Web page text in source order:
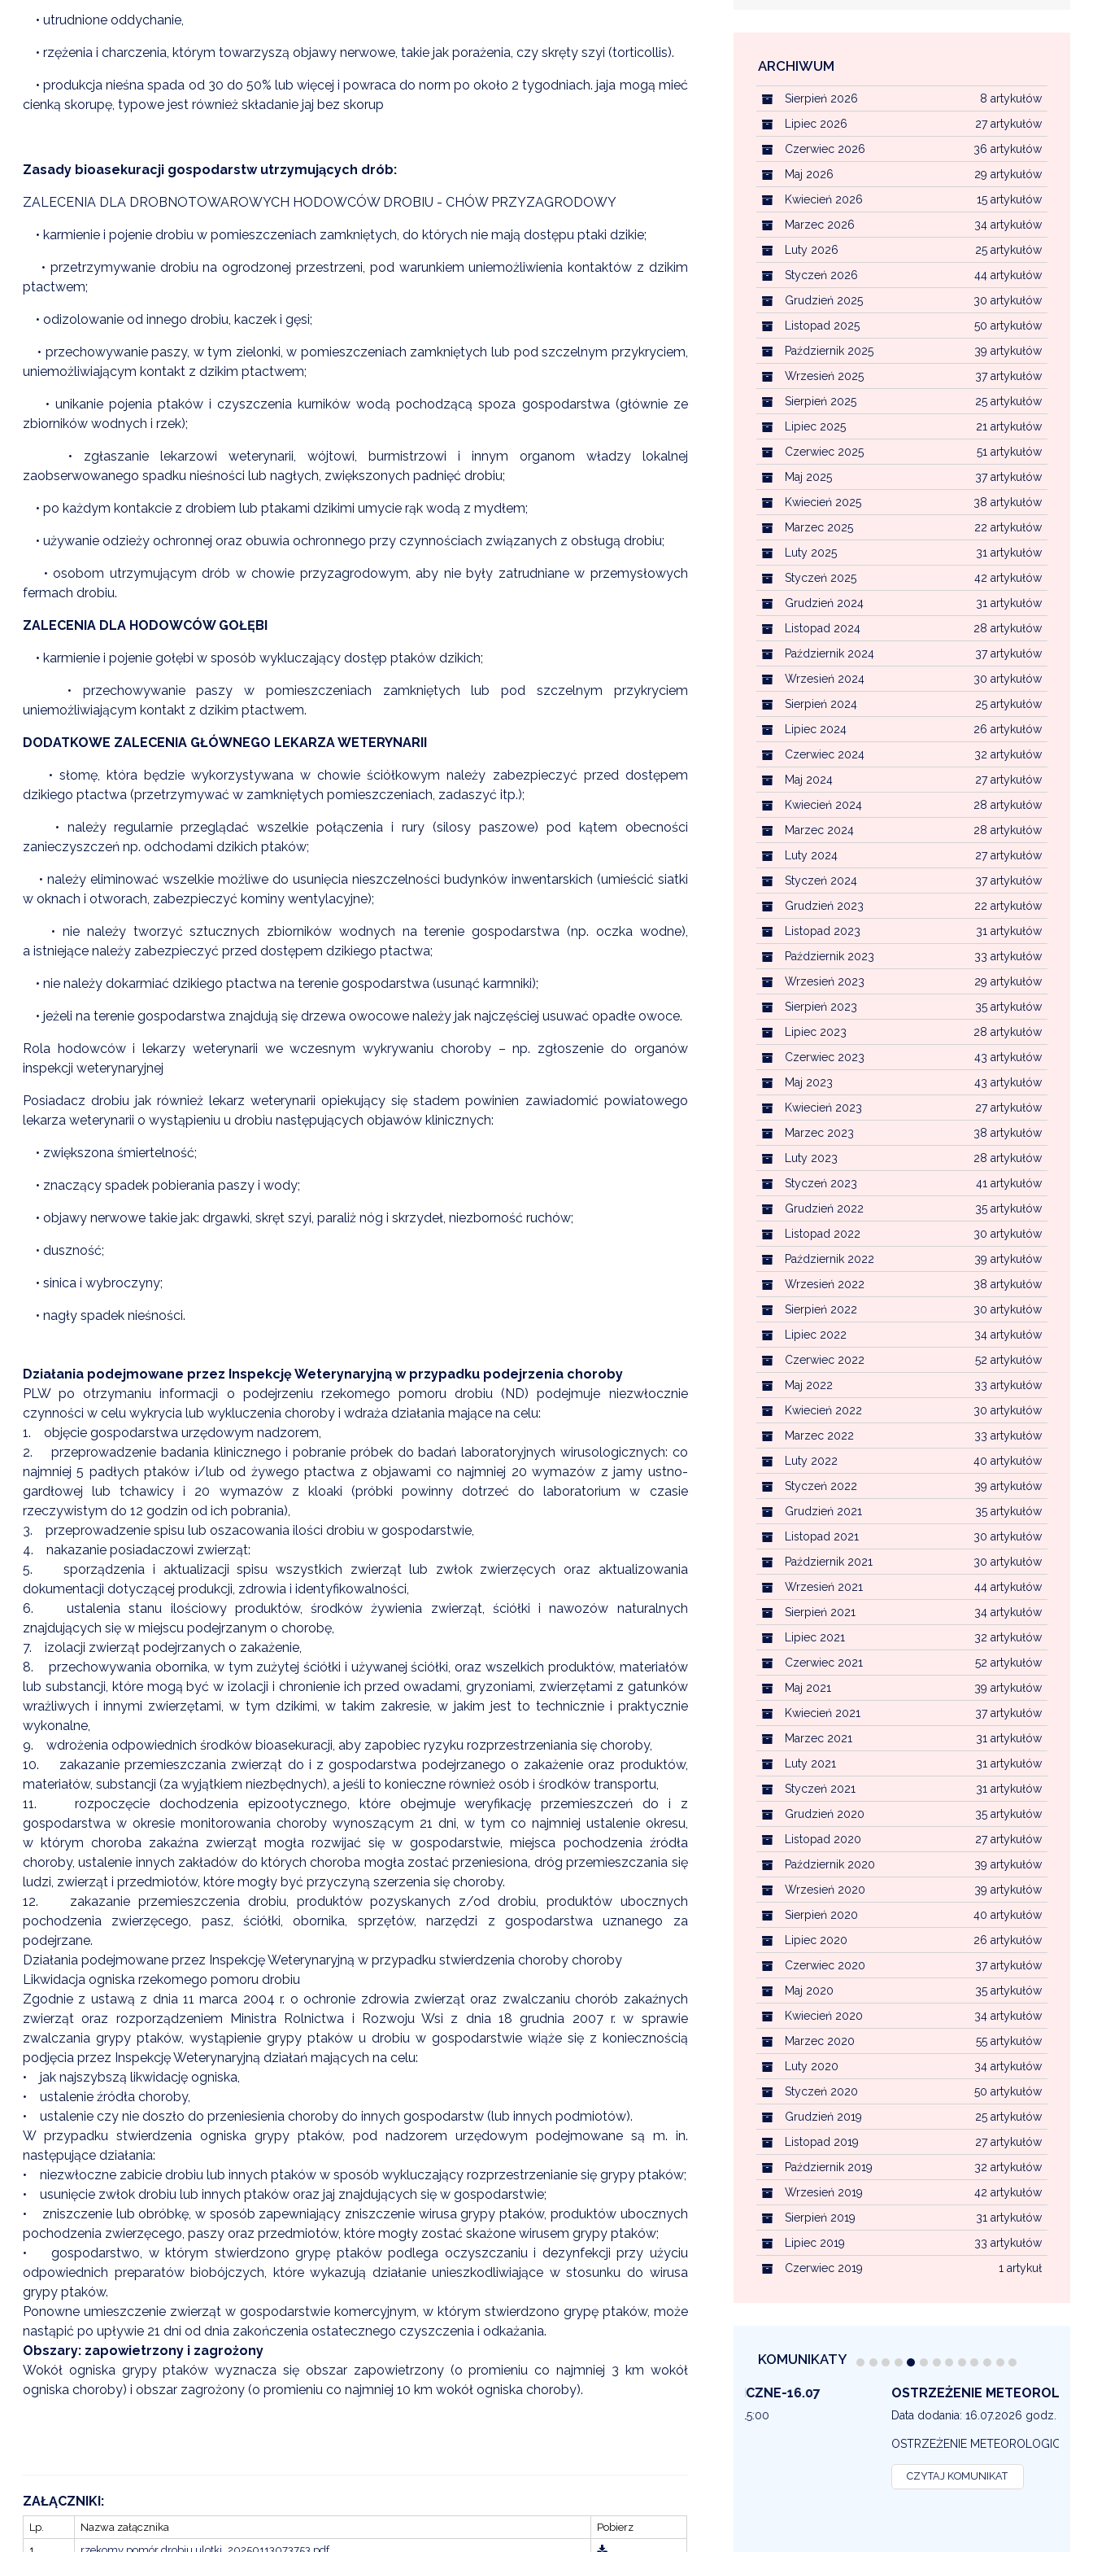
ROLNICTWO
CZYSTE POWIETRZE EKOINTERWENCJA
WFOŚ CZYSTE POWIETRZE
CENTRALNA EWIDENCJA EMISYJNOŚCI
GOSPODARKA ODPADAMI KOMUNALNYMI
• utrudnione oddychanie,
• rzężenia i charczenia, którym towarzyszą objawy nerwowe, takie jak porażenia, czy skręty szyi (torticollis).
• produkcja nieśna spada od 30 do 50% lub więcej i powraca do norm po około 2 tygodniach. jaja mogą mieć
cienką skorupę, typowe jest również składanie jaj bez skorup
Zasady bioasekuracji gospodarstw utrzymujących drób:
ZALECENIA DLA DROBNOTOWAROWYCH HODOWCÓW DROBIU - CHÓW PRZYZAGRODOWY
• karmienie i pojenie drobiu w pomieszczeniach zamkniętych, do których nie mają dostępu ptaki dzikie;
• przetrzymywanie drobiu na ogrodzonej przestrzeni, pod warunkiem uniemożliwienia kontaktów z dzikim
ptactwem;
• odizolowanie od innego drobiu, kaczek i gęsi;
• przechowywanie paszy, w tym zielonki, w pomieszczeniach zamkniętych lub pod szczelnym przykryciem,
uniemożliwiającym kontakt z dzikim ptactwem;
• unikanie pojenia ptaków i czyszczenia kurników wodą pochodzącą spoza gospodarstwa (głównie ze
zbiorników wodnych i rzek);
• zgłaszanie lekarzowi weterynarii, wójtowi, burmistrzowi i innym organom władzy lokalnej
zaobserwowanego spadku nieśności lub nagłych, zwiększonych padnięć drobiu;
• po każdym kontakcie z drobiem lub ptakami dzikimi umycie rąk wodą z mydłem;
• używanie odzieży ochronnej oraz obuwia ochronnego przy czynnościach związanych z obsługą drobiu;
• osobom utrzymującym drób w chowie przyzagrodowym, aby nie były zatrudniane w przemysłowych
fermach drobiu.
ZALECENIA DLA HODOWCÓW GOŁĘBI
• karmienie i pojenie gołębi w sposób wykluczający dostęp ptaków dzikich;
• przechowywanie paszy w pomieszczeniach zamkniętych lub pod szczelnym przykryciem
uniemożliwiającym kontakt z dzikim ptactwem.
DODATKOWE ZALECENIA GŁÓWNEGO LEKARZA WETERYNARII
• słomę, która będzie wykorzystywana w chowie ściółkowym należy zabezpieczyć przed dostępem
dzikiego ptactwa (przetrzymywać w zamkniętych pomieszczeniach, zadaszyć itp.);
• należy regularnie przeglądać wszelkie połączenia i rury (silosy paszowe) pod kątem obecności
zanieczyszczeń np. odchodami dzikich ptaków;
• należy eliminować wszelkie możliwe do usunięcia nieszczelności budynków inwentarskich (umieścić siatki
w oknach i otworach, zabezpieczyć kominy wentylacyjne);
• nie należy tworzyć sztucznych zbiorników wodnych na terenie gospodarstwa (np. oczka wodne),
a istniejące należy zabezpieczyć przed dostępem dzikiego ptactwa;
• nie należy dokarmiać dzikiego ptactwa na terenie gospodarstwa (usunąć karmniki);
• jeżeli na terenie gospodarstwa znajdują się drzewa owocowe należy jak najczęściej usuwać opadłe owoce.
Rola hodowców i lekarzy weterynarii we wczesnym wykrywaniu choroby – np. zgłoszenie do organów
inspekcji weterynaryjnej
Posiadacz drobiu jak również lekarz weterynarii opiekujący się stadem powinien zawiadomić powiatowego
lekarza weterynarii o wystąpieniu u drobiu następujących objawów klinicznych:
• zwiększona śmiertelność;
• znaczący spadek pobierania paszy i wody;
• objawy nerwowe takie jak: drgawki, skręt szyi, paraliż nóg i skrzydeł, niezborność ruchów;
• duszność;
• sinica i wybroczyny;
• nagły spadek nieśności.
Działania podejmowane przez Inspekcję Weterynaryjną w przypadku podejrzenia choroby
PLW po otrzymaniu informacji o podejrzeniu rzekomego pomoru drobiu (ND) podejmuje niezwłocznie
czynności w celu wykrycia lub wykluczenia choroby i wdraża działania mające na celu:
1. objęcie gospodarstwa urzędowym nadzorem,
2. przeprowadzenie badania klinicznego i pobranie próbek do badań laboratoryjnych wirusologicznych: co
najmniej 5 padłych ptaków i/lub od żywego ptactwa z objawami co najmniej 20 wymazów z jamy ustno-
gardłowej lub tchawicy i 20 wymazów z kloaki (próbki powinny dotrzeć do laboratorium w czasie
rzeczywistym do 12 godzin od ich pobrania),
3. przeprowadzenie spisu lub oszacowania ilości drobiu w gospodarstwie,
4. nakazanie posiadaczowi zwierząt:
5. sporządzenia i aktualizacji spisu wszystkich zwierząt lub zwłok zwierzęcych oraz aktualizowania
dokumentacji dotyczącej produkcji, zdrowia i identyfikowalności,
6. ustalenia stanu ilościowy produktów, środków żywienia zwierząt, ściółki i nawozów naturalnych
znajdujących się w miejscu podejrzanym o chorobę,
7. izolacji zwierząt podejrzanych o zakażenie,
8. przechowywania obornika, w tym zużytej ściółki i używanej ściółki, oraz wszelkich produktów, materiałów
lub substancji, które mogą być w izolacji i chronienie ich przed owadami, gryzoniami, zwierzętami z gatunków
wrażliwych i innymi zwierzętami, w tym dzikimi, w takim zakresie, w jakim jest to technicznie i praktycznie
wykonalne,
9. wdrożenia odpowiednich środków bioasekuracji, aby zapobiec ryzyku rozprzestrzeniania się choroby,
10. zakazanie przemieszczania zwierząt do i z gospodarstwa podejrzanego o zakażenie oraz produktów,
materiałów, substancji (za wyjątkiem niezbędnych), a jeśli to konieczne również osób i środków transportu,
11. rozpoczęcie dochodzenia epizootycznego, które obejmuje weryfikację przemieszczeń do i z
gospodarstwa w okresie monitorowania choroby wynoszącym 21 dni, w tym co najmniej ustalenie okresu,
w którym choroba zakaźna zwierząt mogła rozwijać się w gospodarstwie, miejsca pochodzenia źródła
choroby, ustalenie innych zakładów do których choroba mogła zostać przeniesiona, dróg przemieszczania się
ludzi, zwierząt i przedmiotów, które mogły być przyczyną szerzenia się choroby.
12. zakazanie przemieszczenia drobiu, produktów pozyskanych z/od drobiu, produktów ubocznych
pochodzenia zwierzęcego, pasz, ściółki, obornika, sprzętów, narzędzi z gospodarstwa uznanego za
podejrzane.
Działania podejmowane przez Inspekcję Weterynaryjną w przypadku stwierdzenia choroby choroby
Likwidacja ogniska rzekomego pomoru drobiu
Zgodnie z ustawą z dnia 11 marca 2004 r. o ochronie zdrowia zwierząt oraz zwalczaniu chorób zakaźnych
zwierząt oraz rozporządzeniem Ministra Rolnictwa i Rozwoju Wsi z dnia 18 grudnia 2007 r. w sprawie
zwalczania grypy ptaków, wystąpienie grypy ptaków u drobiu w gospodarstwie wiąże się z koniecznością
podjęcia przez Inspekcję Weterynaryjną działań mających na celu:
• jak najszybszą likwidację ogniska,
• ustalenie źródła choroby,
• ustalenie czy nie doszło do przeniesienia choroby do innych gospodarstw (lub innych podmiotów).
W przypadku stwierdzenia ogniska grypy ptaków, pod nadzorem urzędowym podejmowane są m. in.
następujące działania:
• niezwłoczne zabicie drobiu lub innych ptaków w sposób wykluczający rozprzestrzenianie się grypy ptaków;
• usunięcie zwłok drobiu lub innych ptaków oraz jaj znajdujących się w gospodarstwie;
• zniszczenie lub obróbkę, w sposób zapewniający zniszczenie wirusa grypy ptaków, produktów ubocznych
pochodzenia zwierzęcego, paszy oraz przedmiotów, które mogły zostać skażone wirusem grypy ptaków;
• gospodarstwo, w którym stwierdzono grypę ptaków podlega oczyszczaniu i dezynfekcji przy użyciu
odpowiednich preparatów biobójczych, które wykazują działanie unieszkodliwiające w stosunku do wirusa
grypy ptaków.
Ponowne umieszczenie zwierząt w gospodarstwie komercyjnym, w którym stwierdzono grypę ptaków, może
nastąpić po upływie 21 dni od dnia zakończenia ostatecznego czyszczenia i odkażania.
Obszary: zapowietrzony i zagrożony
Wokół ogniska grypy ptaków wyznacza się obszar zapowietrzony (o promieniu co najmniej 3 km wokół
ogniska choroby) i obszar zagrożony (o promieniu co najmniej 10 km wokół ogniska choroby).
ZAŁĄCZNIKI:
Lp. Nazwa załącznika
Pobierz
1
rzekomy pomór drobiu ulotki_20250113073753.pdf
ARCHIWUM
8 artykułów
Sierpień 2026
27 artykułów
Lipiec 2026
36 artykułów
Czerwiec 2026
29 artykułów
Maj 2026
15 artykułów
Kwiecień 2026
34 artykułów
Marzec 2026
25 artykułów
Luty 2026
44 artykułów
Styczeń 2026
30 artykułów
Grudzień 2025
50 artykułów
Listopad 2025
39 artykułów
Październik 2025
37 artykułów
Wrzesień 2025
25 artykułów
Sierpień 2025
21 artykułów
Lipiec 2025
51 artykułów
Czerwiec 2025
37 artykułów
Maj 2025
38 artykułów
Kwiecień 2025
22 artykułów
Marzec 2025
31 artykułów
Luty 2025
42 artykułów
Styczeń 2025
31 artykułów
Grudzień 2024
28 artykułów
Listopad 2024
37 artykułów
Październik 2024
30 artykułów
Wrzesień 2024
25 artykułów
Sierpień 2024
26 artykułów
Lipiec 2024
32 artykułów
Czerwiec 2024
27 artykułów
Maj 2024
28 artykułów
Kwiecień 2024
28 artykułów
Marzec 2024
27 artykułów
Luty 2024
37 artykułów
Styczeń 2024
22 artykułów
Grudzień 2023
31 artykułów
Listopad 2023
33 artykułów
Październik 2023
29 artykułów
Wrzesień 2023
35 artykułów
Sierpień 2023
28 artykułów
Lipiec 2023
43 artykułów
Czerwiec 2023
43 artykułów
Maj 2023
27 artykułów
Kwiecień 2023
38 artykułów
Marzec 2023
28 artykułów
Luty 2023
41 artykułów
Styczeń 2023
35 artykułów
Grudzień 2022
30 artykułów
Listopad 2022
39 artykułów
Październik 2022
38 artykułów
Wrzesień 2022
30 artykułów
Sierpień 2022
34 artykułów
Lipiec 2022
52 artykułów
Czerwiec 2022
33 artykułów
Maj 2022
30 artykułów
Kwiecień 2022
33 artykułów
Marzec 2022
40 artykułów
Luty 2022
39 artykułów
Styczeń 2022
35 artykułów
Grudzień 2021
30 artykułów
Listopad 2021
30 artykułów
Październik 2021
44 artykułów
Wrzesień 2021
34 artykułów
Sierpień 2021
32 artykułów
Lipiec 2021
52 artykułów
Czerwiec 2021
39 artykułów
Maj 2021
37 artykułów
Kwiecień 2021
31 artykułów
Marzec 2021
31 artykułów
Luty 2021
31 artykułów
Styczeń 2021
35 artykułów
Grudzień 2020
27 artykułów
Listopad 2020
39 artykułów
Październik 2020
39 artykułów
Wrzesień 2020
40 artykułów
Sierpień 2020
26 artykułów
Lipiec 2020
37 artykułów
Czerwiec 2020
35 artykułów
Maj 2020
34 artykułów
Kwiecień 2020
55 artykułów
Marzec 2020
34 artykułów
Luty 2020
50 artykułów
Styczeń 2020
25 artykułów
Grudzień 2019
27 artykułów
Listopad 2019
32 artykułów
Październik 2019
42 artykułów
Wrzesień 2019
31 artykułów
Sierpień 2019
33 artykułów
Lipiec 2019
1 artykuł
Czerwiec 2019
KOMUNIKATY
17.07 21 LIPCA - ĆWICZENIA ALARM - 26 OSTRZEŻENIE HYDROLOGICZNE-16.07 OSTRZEŻENIE METEOROLOGICZNE 16-07
Data dodania: 16.07.2026 godz. 14:30
OSTRZEŻENIE METEOROLOGICZNE